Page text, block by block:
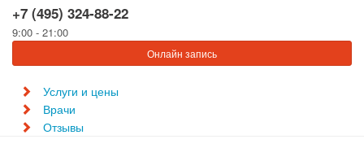
+7 (495) 324-88-22
9:00 - 21:00
Онлайн запись
Услуги и цены
Врачи
Отзывы